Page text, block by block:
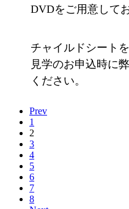
DVDをご用意して
チャイルドシート
見学のお申込時に
ください。
Prev
1
2
3
4
5
6
7
8